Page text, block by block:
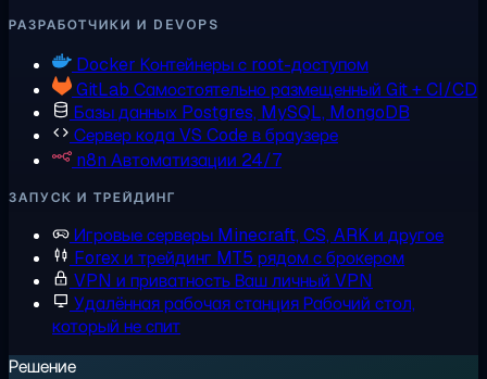
РАЗРАБОТЧИКИ И DEVOPS
Docker Контейнеры с root-доступом
GitLab Самостоятельно размещенный Git + CI/CD
Базы данных Postgres, MySQL, MongoDB
Сервер кодаVS Code в браузере
n8n Автоматизации 24/7
ЗАПУСК И ТРЕЙДИНГ
Игровые серверы Minecraft, CS, ARK и другое
Forex и трейдинг MT5 рядом с брокером
VPN и приватностьВаш личный VPN
Удалённая рабочая станцияРабочий стол,
который не спит
Решение